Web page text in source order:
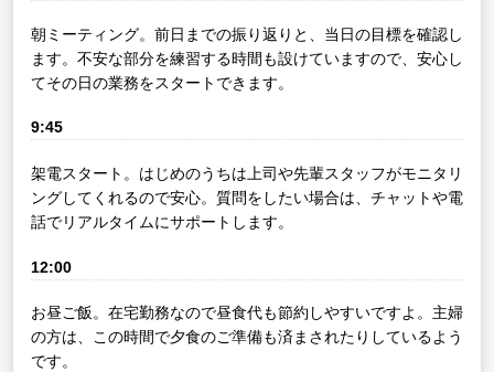
朝ミーティング。前日までの振り返りと、当日の目標を確認し
ます。不安な部分を練習する時間も設けていますので、安心し
てその日の業務をスタートできます。
9:45
架電スタート。はじめのうちは上司や先輩スタッフがモニタリ
ングしてくれるので安心。質問をしたい場合は、チャットや電
話でリアルタイムにサポートします。
12:00
お昼ご飯。在宅勤務なので昼食代も節約しやすいですよ。主婦
の方は、この時間で夕食のご準備も済まされたりしているよう
です。